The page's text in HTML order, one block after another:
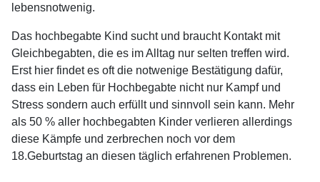
lebensnotwenig.
Das hochbegabte Kind sucht und braucht Kontakt mit
Gleichbegabten, die es im Alltag nur selten treffen wird.
Erst hier findet es oft die notwenige Bestätigung dafür,
dass ein Leben für Hochbegabte nicht nur Kampf und
Stress sondern auch erfüllt und sinnvoll sein kann. Mehr
als 50 % aller hochbegabten Kinder verlieren allerdings
diese Kämpfe und zerbrechen noch vor dem
18.Geburtstag an diesen täglich erfahrenen Problemen.